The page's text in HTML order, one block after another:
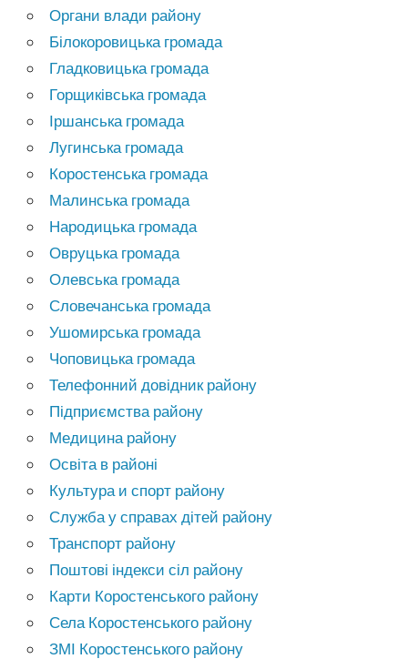
Органи влади району
Білокоровицька громада
Гладковицька громада
Горщиківська громада
Іршанська громада
Лугинська громада
Коростенська громада
Малинська громада
Народицька громада
Овруцька громада
Олевська громада
Словечанська громада
Ушомирська громада
Чоповицька громада
Телефонний довідник району
Підприємства району
Медицина району
Освіта в районі
Культура и спорт району
Служба у справах дітей району
Транспорт району
Поштові індекси сіл району
Карти Коростенського району
Села Коростенського району
ЗМІ Коростенського району